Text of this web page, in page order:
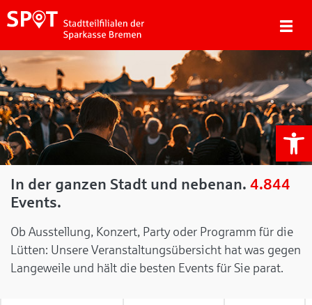
In der ganzen Stadt und nebenan. 4.844
Events.
Ob Ausstellung, Konzert, Party oder Programm für die
Lütten: Unsere Veranstaltungsübersicht hat was gegen
Langeweile und hält die besten Events für Sie parat.